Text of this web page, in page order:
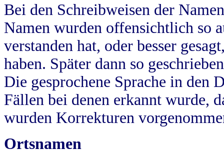
Bei den Schreibweisen der
Namen wurden offensichtlich so
verstanden hat, oder besser
haben. Später dann so
Die gesprochene Sprache in
Fällen bei denen erkannt wurde,
wurden Korrekturen
Ortsnamen